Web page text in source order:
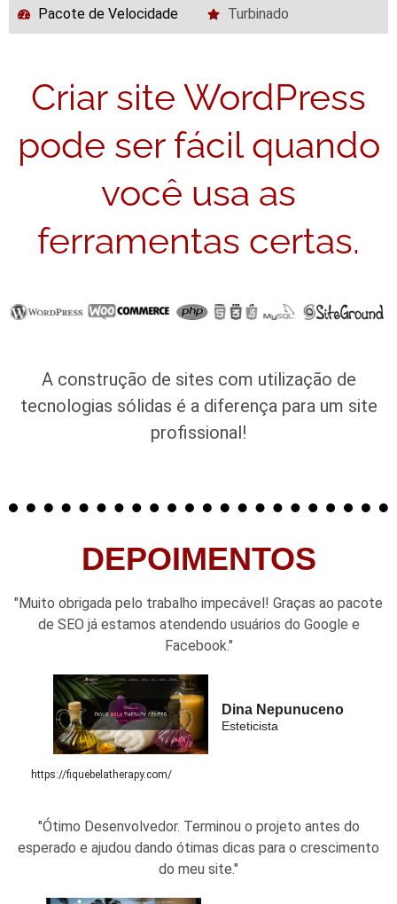
Pacote de Velocidade Turbinado
Criar site WordPress
pode ser fácil quando
você usa as
ferramentas certas.
A construção de sites com utilização de
tecnologias sólidas é a diferença para um site
profissional!
DEPOIMENTOS
"Muito obrigada pelo trabalho impecável! Graças ao pacote
de SEO já estamos atendendo usuários do Google e
Facebook."
Dina Nepunuceno
Esteticista
https://fiquebelatherapy.com/
"Ótimo Desenvolvedor. Terminou o projeto antes do
esperado e ajudou dando ótimas dicas para o crescimento
do meu site."